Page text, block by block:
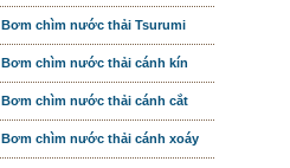
Bơm chìm nước thải Tsurumi
Bơm chìm nước thải cánh kín
Bơm chìm nước thải cánh cắt
Bơm chìm nước thải cánh xoáy